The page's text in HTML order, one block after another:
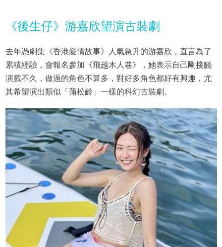
《後生仔》游嘉欣望演古裝劇
去年憑劇集《香港愛情故事》人氣急升的游嘉欣，直言為了
累積經驗，會報名參加《飛越木人巷》，她表示自己剛接觸
演戲不久，做過的角色不算多，對好多角色都好有興趣，尤
其希望演出類似「蒲松齡」一樣的科幻古裝劇。